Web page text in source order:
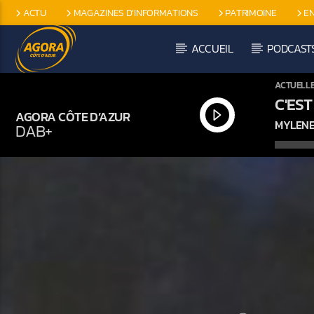
ACTU MAGAZINES D’INFORMATIONS PATRIMOINE
EMISSIONS SPÉCIFIQUES
ACCUEIL
AGORA CÔTE D’AZUR
DAB+